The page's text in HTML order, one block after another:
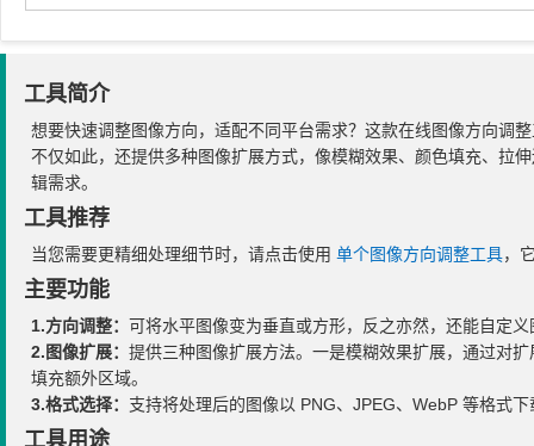
工具简介
想要快速调整图像方向，适配不同平台需求？这款在线图像方向调
不仅如此，还提供多种图像扩展方式，像模糊效果、颜色填充、拉
辑需求。
工具推荐
当您需要更精细处理细节时，请点击使用 单个图像方向调整工具，
主要功能
1.方向调整： 可将水平图像变为垂直或方形，反之亦然，还能自定
2.图像扩展： 提供三种图像扩展方法。一是模糊效果扩展，通过对
填充额外区域。
3.格式选择： 支持将处理后的图像以 PNG、JPEG、WebP 等格式下
工具用途